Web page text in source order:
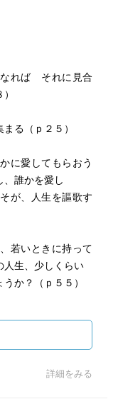
れば それに見合
る（ｐ２５）
に愛してもらおう
、誰かを愛し
が、人生を謳歌す
若いときに持って
人生、少しくらい
か？（ｐ５５）
それにより、過ご
（ｐ６１）
詳細をみる